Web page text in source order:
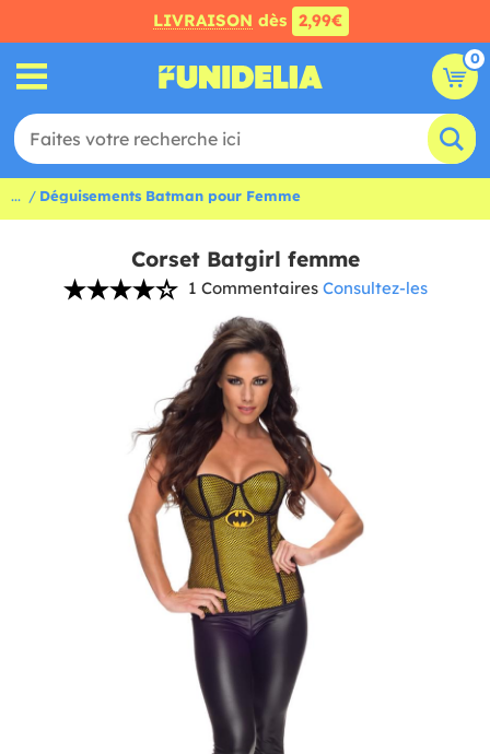
LIVRAISON dès 2,99€
0
... Déguisements Batman pour Femme
Corset Batgirl femme
1 Commentaires Consultez-les